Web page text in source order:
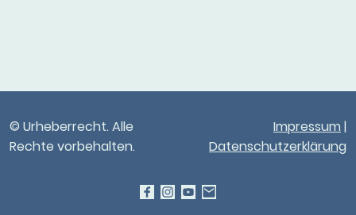
© Urheberrecht. Alle
Rechte vorbehalten.
Impressum |
Datenschutzerklärung